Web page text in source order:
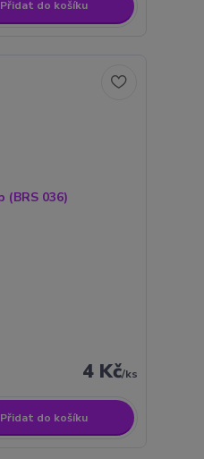
Přidat do košíku
4 Kč/ks
Přidat do košíku